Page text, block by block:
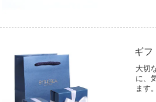
ギフ
大切
に、
ます。